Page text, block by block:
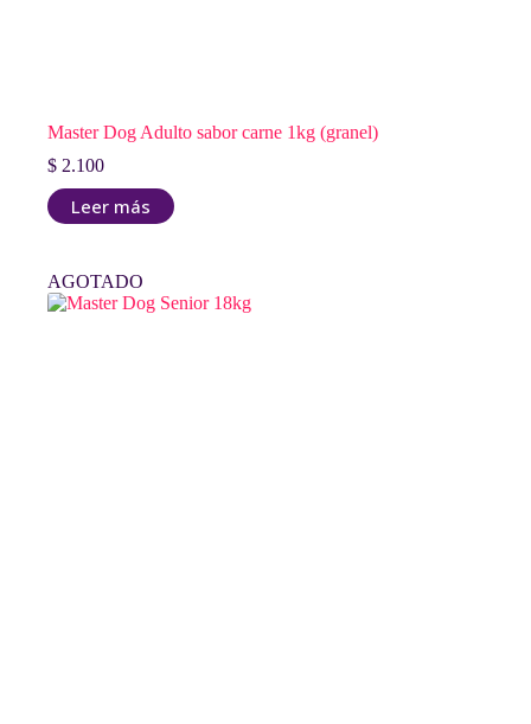
Master Dog Adulto sabor carne 1kg (granel)
$ 2.100
Leer más
AGOTADO